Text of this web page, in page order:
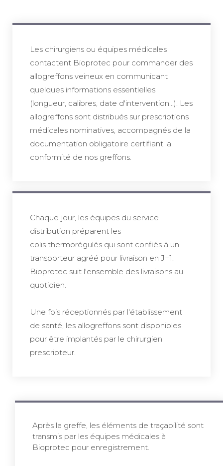
Les chirurgiens ou équipes médicales
contactent Bioprotec pour commander des
allogreffons veineux en communicant
quelques informations essentielles
(longueur, calibres, date d'intervention...). Les
allogreffons sont distribués sur prescriptions
médicales nominatives, accompagnés de la
documentation obligatoire certifiant la
conformité de nos greffons.
Chaque jour, les équipes du service
distribution préparent les
colis thermorégulés qui sont confiés à un
transporteur agréé pour livraison en J+1.
Bioprotec suit l'ensemble des livraisons au
quotidien.
Une fois réceptionnés par l'établissement
de santé, les allogreffons sont disponibles
pour être implantés par le chirurgien
prescripteur.
Après la greffe, les éléments de traçabilité sont
transmis par les équipes médicales à
Bioprotec pour enregistrement.